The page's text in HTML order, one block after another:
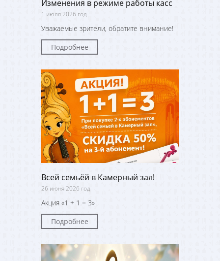
Изменения в режиме работы касс
1 июля 2026 год
Уважаемые зрители, обратите внимание!
Подробнее
Всей семьёй в Камерный зал!
26 июня 2026 год
Акция «1 + 1 = 3»
Подробнее